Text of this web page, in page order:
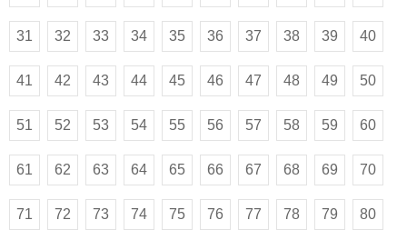
31 32 33 34 35 36 37 38 39 40
41 42 43 44 45 46 47 48 49 50
51 52 53 54 55 56 57 58 59 60
61 62 63 64 65 66 67 68 69 70
71 72 73 74 75 76 77 78 79 80